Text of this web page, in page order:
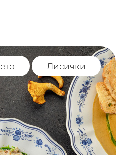
Лисички